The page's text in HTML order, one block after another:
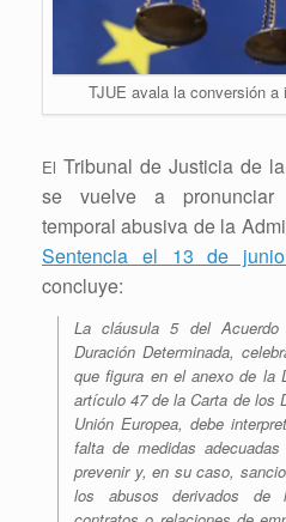
TJUE avala la conversión a
El Tribunal de Justicia de
se vuelve a pronunciar
temporal abusiva de la
Sentencia el 13 de
concluye:
La cláusula 5 del
Duración Determinada,
que figura en el anexo de la
artículo 47 de la Carta de los
Unión Europea, debe
falta de medidas
prevenir y, en su caso,
los abusos derivados de